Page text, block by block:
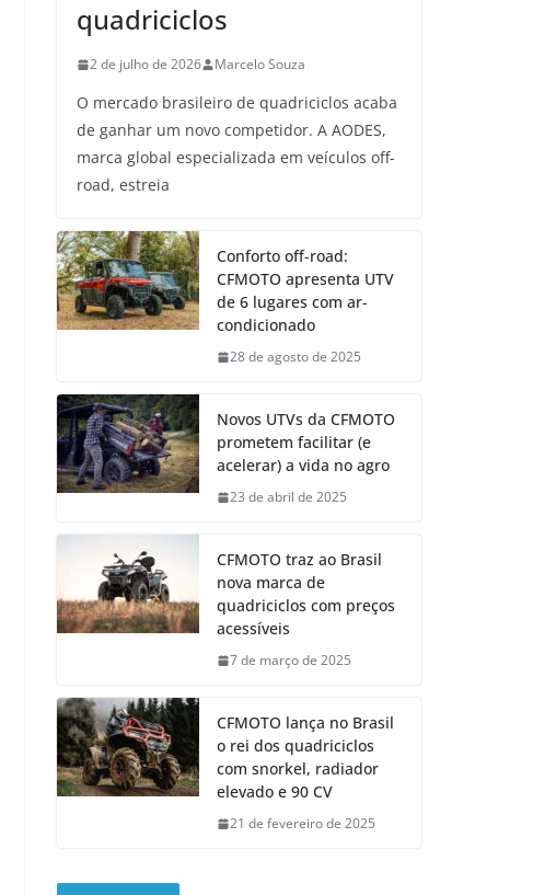
quadriciclos
2 de julho de 2026 Marcelo Souza
O mercado brasileiro de quadriciclos acaba
de ganhar um novo competidor. A AODES,
marca global especializada em veículos off-
road, estreia
Conforto off-road:
CFMOTO apresenta UTV
de 6 lugares com ar-
condicionado
28 de agosto de 2025
Novos UTVs da CFMOTO
prometem facilitar (e
acelerar) a vida no agro
23 de abril de 2025
CFMOTO traz ao Brasil
nova marca de
quadriciclos com preços
acessíveis
7 de março de 2025
CFMOTO lança no Brasil
o rei dos quadriciclos
com snorkel, radiador
elevado e 90 CV
21 de fevereiro de 2025